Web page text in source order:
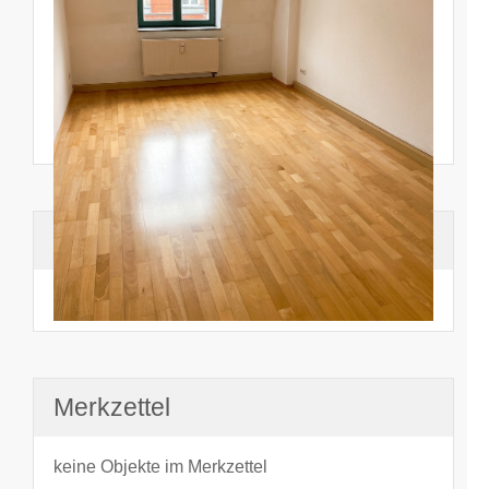
Suchhistorie
noch nichts angesehen
Merkzettel
keine Objekte im Merkzettel